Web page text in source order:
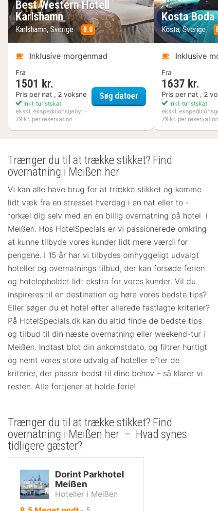
Best Western Hotell
Karlshamn
Karlshamn, Sverige 8.0
Inklusive morgenmad
Fra
1501 kr.
Pris per nat , 2 voksne
inkl. turistskat
ekskl. ekspeditionsgebyr -
79 kr. per reservation
Søg datoerBest Western Hotell
Kosta
Kosta, Sverige
Inklusive
Fra
1637 kr.
Pris per nat , 2
inkl. turistskat
ekskl.
79 kr. per reservation
Trænger du til at trække stikket? Find
overnatning i Meißen her
Vi kan alle have brug for at trække stikket og komme
lidt væk fra en stresset hverdag i en nat eller to -
forkæl dig selv med en en billig overnatning på hotel i
Meißen. Hos HotelSpecials er vi passionerede omkring
at kunne tilbyde vores kunder lidt mere værdi for
pengene. I 15 år har vi tilbydes omhyggeligt udvalgt
hoteller og overnatnings tilbud, der kan forsøde ferien
og hotelopholdet lidt ekstra for vores kunder. Vil du
inspireres til en destination og høre vores bedste tips?
Eller søger du et hotel efter allerede fastlagte kriterier?
På HotelSpecials.dk kan du altid finde de bedste tips
og tilbud til din næste overnatning eller weekend-tur i
Meißen. Indtast blot din ankomstdato, og filtrer hurtigt
og nemt vores store udvalg af hoteller efter de
kriterier, der passer bedst til dine behov – så klarer vi
resten. Alle fortjener at holde ferie!
Trænger du til at trække stikket? Find
overnatning i Meißen her – Hvad synes
tidligere gæster?
Dorint Parkhotel
Meißen
Hoteller i Meißen